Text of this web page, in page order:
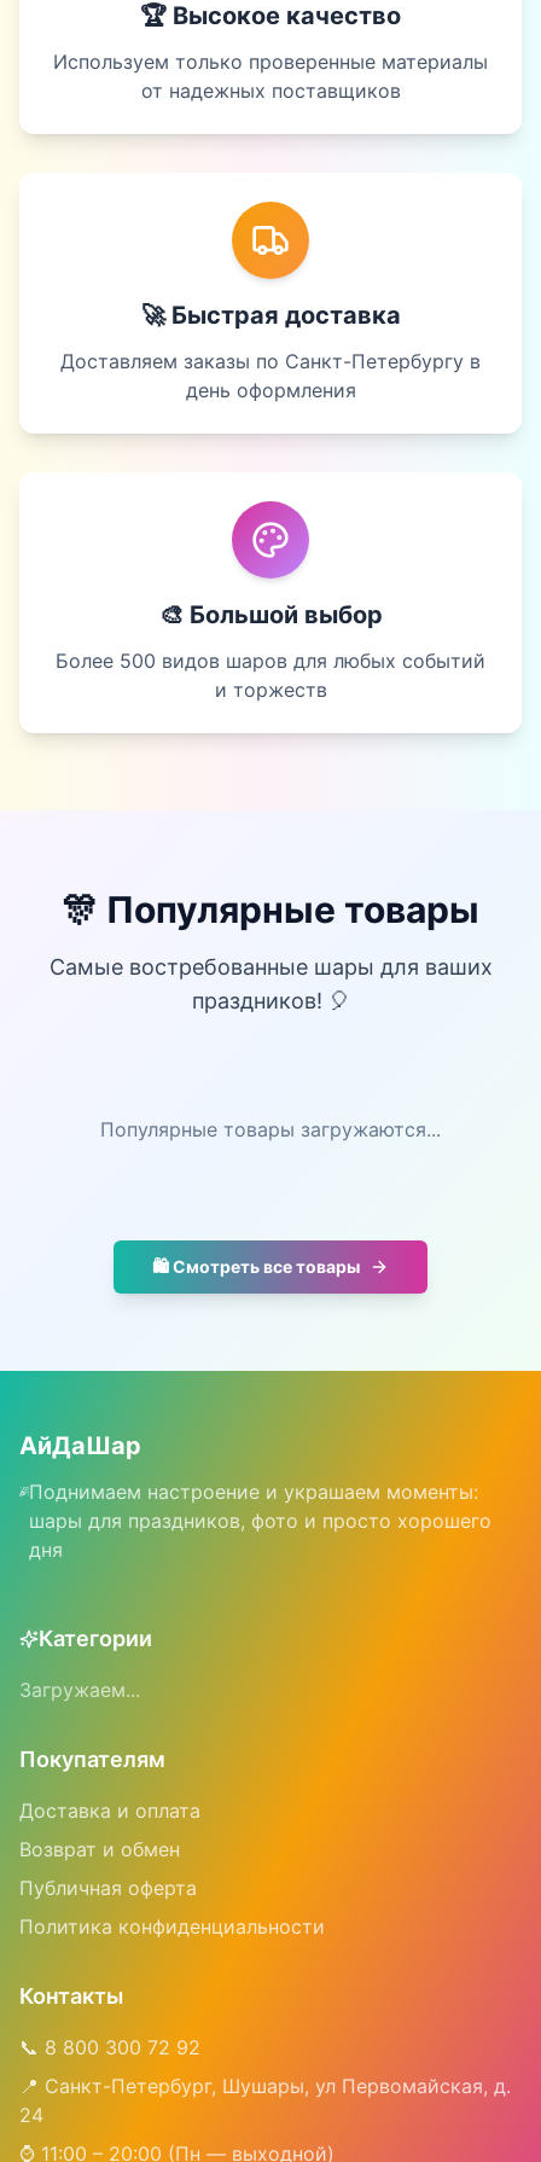
🏆 Высокое качество
Используем только проверенные материалы
от надежных поставщиков
🚀 Быстрая доставка
Доставляем заказы по Санкт-Петербургу в
день оформления
🎨 Большой выбор
Более 500 видов шаров для любых событий
и торжеств
🎊 Популярные товары
Самые востребованные шары для ваших
праздников! 🎈
Популярные товары загружаются...
🛍️ Смотреть все товары
АйДаШар
Поднимаем настроение и украшаем моменты:
шары для праздников, фото и просто хорошего
дня
Категории
Загружаем...
Покупателям
Доставка и оплата
Возврат и обмен
Публичная оферта
Политика конфиденциальности
Контакты
📞 8 800 300 72 92
📍 Санкт-Петербург, Шушары, ул Первомайская, д.
24
⌚ 11:00 – 20:00 (Пн — выходной)